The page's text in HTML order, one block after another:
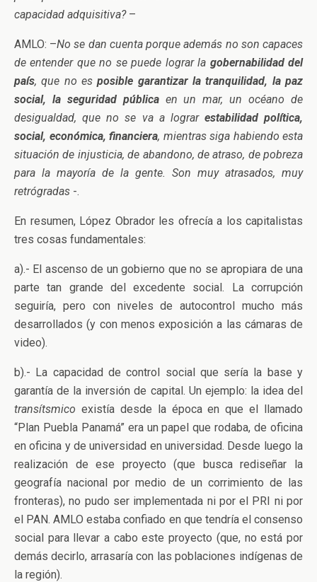
capacidad adquisitiva? –
AMLO: –No se dan cuenta porque además no son capaces
de entender que no se puede lograr la gobernabilidad del
país, que no esposible garantizar la tranquilidad, la paz
social, la seguridad públicaen un mar, un océano de
desigualdad, que no se va a lograr estabilidad política,
social, económica, financiera, mientras siga habiendo esta
situación de injusticia, de abandono, de atraso, de pobreza
para la mayoría de la gente. Son muy atrasados, muy
retrógradas -.
En resumen, López Obrador les ofrecía a los capitalistas
tres cosas fundamentales:
a).- El ascenso de un gobierno que no se apropiara de una
parte tan grande del excedente social. La corrupción
seguiría, pero con niveles de autocontrol mucho más
desarrollados (y con menos exposición a las cámaras de
video).
b).- La capacidad de control social que sería la base y
garantía de la inversión de capital. Un ejemplo: la idea del
transítsmico existía desde la época en que el llamado
“Plan Puebla Panamá” era un papel que rodaba, de oficina
en oficina y de universidad en universidad. Desde luego la
realización de ese proyecto (que busca rediseñar la
geografía nacional por medio de un corrimiento de las
fronteras), no pudo ser implementada ni por el PRI ni por
el PAN. AMLO estaba confiado en que tendría el consenso
social para llevar a cabo este proyecto (que, no está por
demás decirlo, arrasaría con las poblaciones indígenas de
la región).